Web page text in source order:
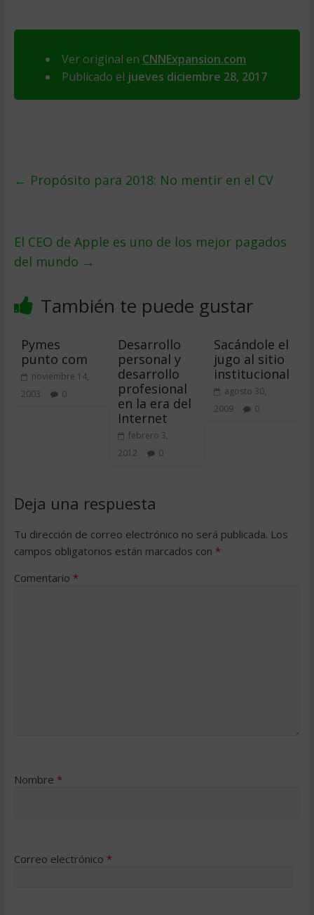
Ver original en CNNExpansion.com
Publicado el jueves diciembre 28, 2017
← Propósito para 2018: No mentir en el CV
El CEO de Apple es uno de los mejor pagados
del mundo →
También te puede gustar
Pymes
punto com
noviembre 14,
2003
0
Desarrollo
personal y
desarrollo
profesional
en la era del
Internet
febrero 3,
2012
0
Sacándole el
jugo al sitio
institucional
agosto 30,
2009
0
Deja una respuesta
Tu dirección de correo electrónico no será publicada. Los
campos obligatorios están marcados con *
Comentario *
Nombre *
Correo electrónico *